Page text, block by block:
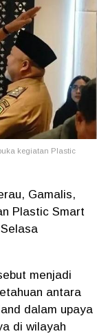
kegiatan Plastic
Gamalis,
Plastic Smart
menjadi
antara
dalam upaya
di wilayah